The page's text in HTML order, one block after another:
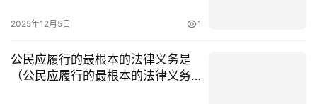
2025年12月5日 1
公民应履行的最根本的法律义务是
（公民应履行的最根本的法律义务